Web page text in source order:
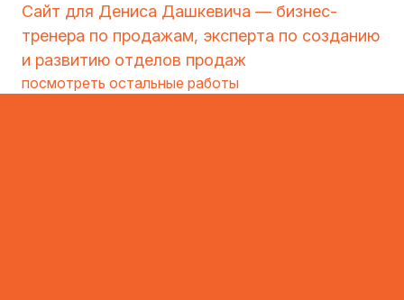
Сайт для Дениса Дашкевича — бизнес-
тренера по продажам, эксперта по созданию
и развитию отделов продаж
посмотреть остальные работы